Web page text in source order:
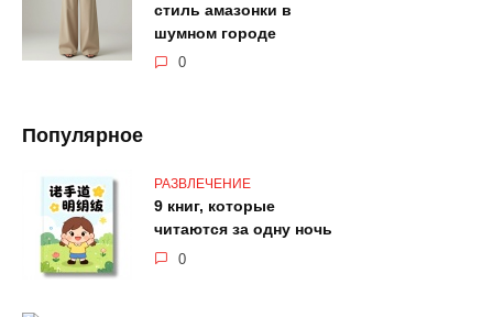
стиль амазонки в
шумном городе
0
Популярное
РАЗВЛЕЧЕНИЕ
9 книг, которые
читаются за одну ночь
0